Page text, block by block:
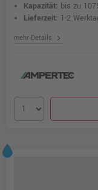
Kapazität: bis zu
Lieferzeit: 1-2
mehr Details chevron_right